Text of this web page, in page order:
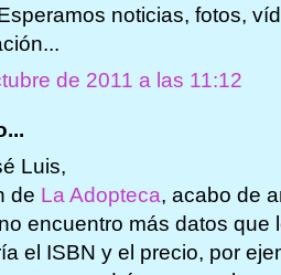
noticias, fotos,
de 2011 a las 11:12
Luis,
de La Adopteca, acabo de
encuentro más datos que
el ISBN y el precio, por